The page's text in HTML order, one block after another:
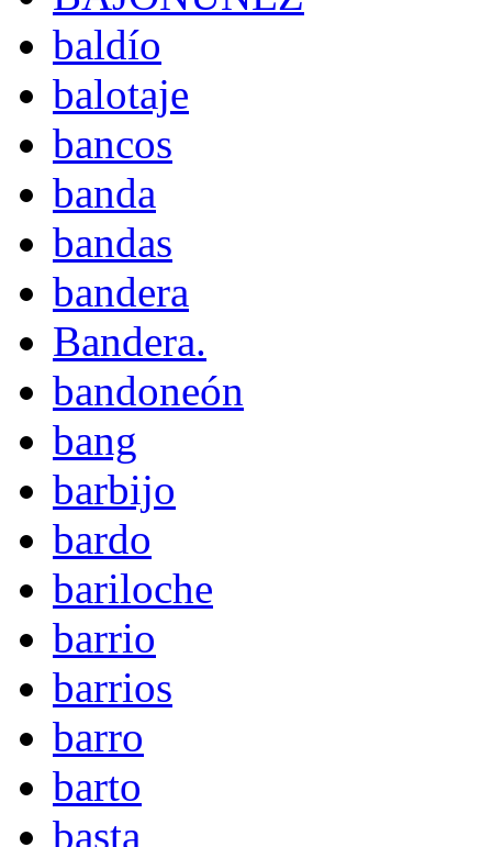
baldío
balotaje
bancos
banda
bandas
bandera
Bandera.
bandoneón
bang
barbijo
bardo
bariloche
barrio
barrios
barro
barto
basta